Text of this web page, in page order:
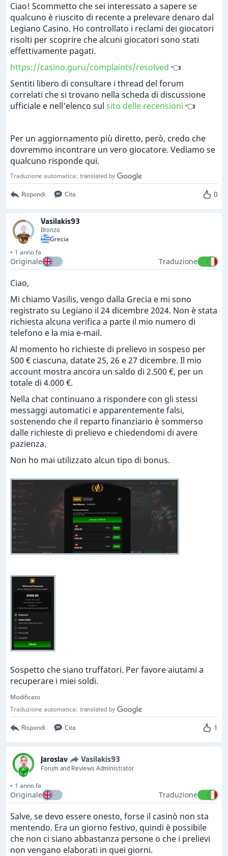
Ciao! Scommetto che sei interessato a sapere se
qualcuno è riuscito di recente a prelevare denaro dal
Legiano Casino. Ho controllato i reclami dei giocatori
risolti per scoprire che alcuni giocatori sono stati
effettivamente pagati.
https://casino.guru/complaints/resolved 👈
Sentiti libero di consultare i thread del forum
correlati che si trovano nella scheda di discussione
ufficiale e nell'elenco sul sito delle recensioni 👈
Per un aggiornamento più diretto, però, credo che
dovremmo incontrare un vero giocatore. Vediamo se
qualcuno risponde qui.
Traduzione automatica:
Rispondi Cita 0
Vasilakis93
Bronzo
Grecia
1 anno fa
Originale Traduzione
Ciao,
Mi chiamo Vasilis, vengo dalla Grecia e mi sono
registrato su Legiano il 24 dicembre 2024. Non è stata
richiesta alcuna verifica a parte il mio numero di
telefono e la mia e-mail.
Al momento ho richieste di prelievo in sospeso per
500 € ciascuna, datate 25, 26 e 27 dicembre. Il mio
account mostra ancora un saldo di 2.500 €, per un
totale di 4.000 €.
Nella chat continuano a rispondere con gli stessi
messaggi automatici e apparentemente falsi,
sostenendo che il reparto finanziario è sommerso
dalle richieste di prelievo e chiedendomi di avere
pazienza.
Non ho mai utilizzato alcun tipo di bonus.
Sospetto che siano truffatori. Per favore aiutami a
recuperare i miei soldi.
Modificato
Traduzione automatica:
Rispondi Cita 1
Jaroslav Vasilakis93
Forum and Reviews Administrator
1 anno fa
Originale Traduzione
Salve, se devo essere onesto, forse il casinò non sta
mentendo. Era un giorno festivo, quindi è possibile
che non ci siano abbastanza persone o che i prelievi
non vengano elaborati in quei giorni.